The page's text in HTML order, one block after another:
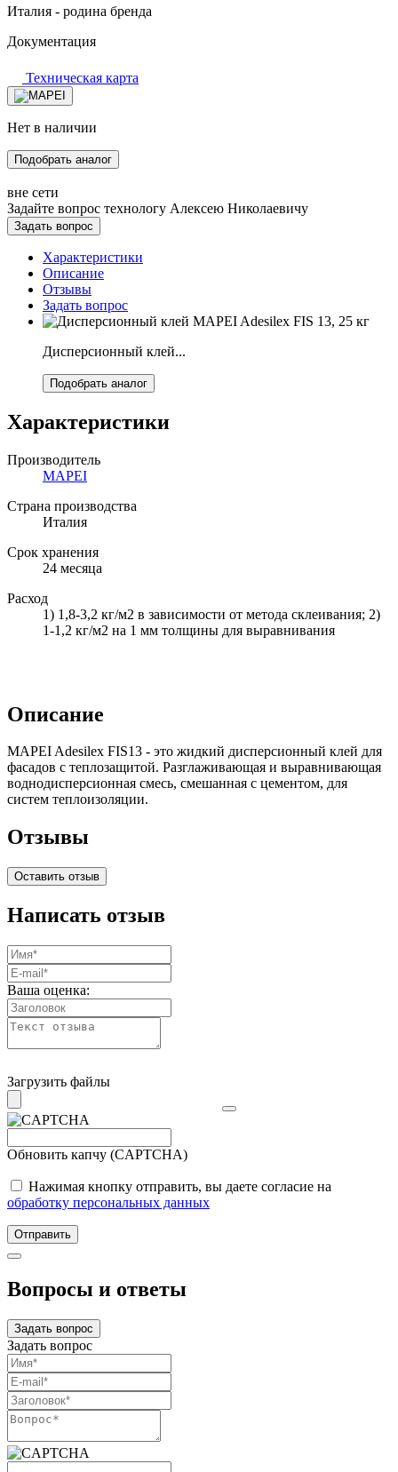
Италия - родина бренда
Документация
Техническая карта
Нет в наличии
Подобрать аналог
вне сети
Задайте вопрос технологу Алексею Николаевичу
Задать вопрос
Характеристики
Описание
Отзывы
Задать вопрос
Дисперсионный клей...
Подобрать аналог
Характеристики
Производитель
MAPEI
Страна производства
Италия
Срок хранения
24 месяца
Расход
1) 1,8-3,2 кг/м2 в зависимости от метода склеивания; 2)
1-1,2 кг/м2 на 1 мм толщины для выравнивания
Описание
MAPEI Adesilex FIS13 - это жидкий дисперсионный клей для
фасадов с теплозащитой. Разглаживающая и выравнивающая
воднодисперсионная смесь, смешанная с цементом, для
систем теплоизоляции.
Отзывы
Оставить отзыв
Написать отзыв
Ваша оценка:
Загрузить файлы
Обновить капчу (CAPTCHA)
Нажимая кнопку отправить, вы даете согласие на
обработку персональных данных
Отправить
Вопросы и ответы
Задать вопрос
Задать вопрос